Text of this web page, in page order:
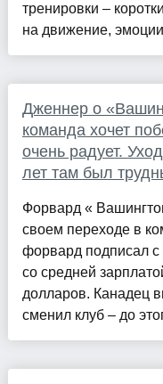
тренировки –
на движение,
Дженнер о
команда хочет
очень радует.
лет там был
Форвард «
своем переходе в
форвард подписал с
со средней
долларов. Канадец
сменил клуб – до